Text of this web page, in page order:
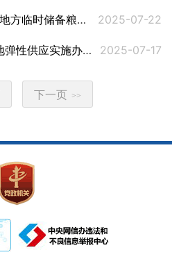
关于印发《湘阴县2025年地方临时储备粮收购处置方案》的通知 2025-07-22
关于印发《湘阴县工业用地弹性供应实施办法》的通知 2025-07-17
下一页 >>